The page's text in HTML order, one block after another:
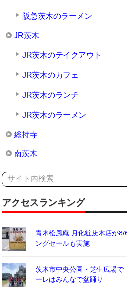
阪急茨木のラーメン
JR茨木
JR茨木のテイクアウト
JR茨木のカフェ
JR茨木のランチ
JR茨木のラーメン
総持寺
南茨木
アクセスランキング
青木松風庵 月化粧茨木店が
ングセールも実施
茨木市中央公園・芝生広場で
ーレはみんなで盆踊り